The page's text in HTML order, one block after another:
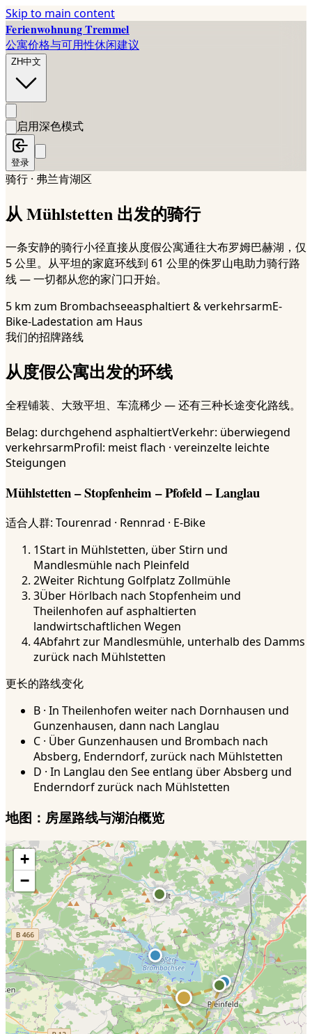
Skip to main content
Ferienwohnung Tremmel
公寓价格与可用性休闲建议
ZH中文
启用深色模式
登录
骑行 · 弗兰肯湖区
从 Mühlstetten 出发的骑行
一条安静的骑行小径直接从度假公寓通往大布罗姆巴赫湖，仅
5 公里。从平坦的家庭环线到 61 公里的侏罗山电助力骑行路
线 — 一切都从您的家门口开始。
5 km zum Brombachseeasphaltiert & verkehrsarmE-
Bike-Ladestation am Haus
我们的招牌路线
从度假公寓出发的环线
全程铺装、大致平坦、车流稀少 — 还有三种长途变化路线。
Belag: durchgehend asphaltiertVerkehr: überwiegend
verkehrsarmProfil: meist flach · vereinzelte leichte
Steigungen
Mühlstetten – Stopfenheim – Pfofeld – Langlau
适合人群: Tourenrad · Rennrad · E-Bike
1Start in Mühlstetten, über Stirn und
Mandlesmühle nach Pleinfeld
2Weiter Richtung Golfplatz Zollmühle
3Über Hörlbach nach Stopfenheim und
Theilenhofen auf asphaltierten
landwirtschaftlichen Wegen
4Abfahrt zur Mandlesmühle, unterhalb des Damms
zurück nach Mühlstetten
更长的路线变化
B · In Theilenhofen weiter nach Dornhausen und
Gunzenhausen, dann nach Langlau
C · Über Gunzenhausen und Brombach nach
Absberg, Enderndorf, zurück nach Mühlstetten
D · In Langlau den See entlang über Absberg und
Enderndorf zurück nach Mühlstetten
地图：房屋路线与湖泊概览
+
−